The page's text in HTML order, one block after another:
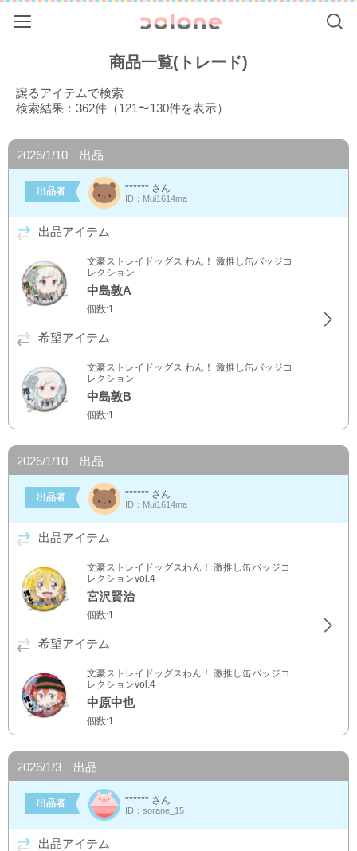
colone（
商品一覧(トレード)
譲るアイテムで検索
検索結果：362件（121〜130件を表示）
2026/1/10 出品
出品者 ****** さん
ID：Mui1614ma
出品アイテム
文豪ストレイドッグス わん！ 激推し缶バッジコ
レクション
中島敦A
個数:1
希望アイテム
文豪ストレイドッグス わん！ 激推し缶バッジコ
レクション
中島敦B
個数:1
2026/1/10 出品
出品者 ****** さん
ID：Mui1614ma
出品アイテム
文豪ストレイドッグスわん！ 激推し缶バッジコ
レクションvol.4
宮沢賢治
個数:1
希望アイテム
文豪ストレイドッグスわん！ 激推し缶バッジコ
レクションvol.4
中原中也
個数:1
2026/1/3 出品
出品者 ****** さん
ID：sorane_15
出品アイテム